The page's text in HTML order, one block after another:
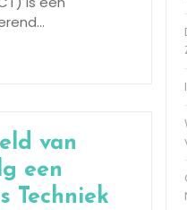
van
een
Techniek